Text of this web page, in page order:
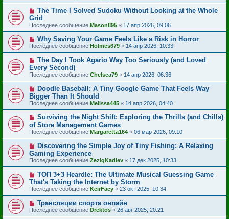
The Time I Solved Sudoku Without Looking at the Whole
Grid
Последнее сообщение Mason895 « 17 апр 2026, 09:06
Why Saving Your Game Feels Like a Risk in Horror
Последнее сообщение Holmes679 « 14 апр 2026, 10:33
The Day I Took Agario Way Too Seriously (and Loved
Every Second)
Последнее сообщение Chelsea79 « 14 апр 2026, 06:36
Doodle Baseball: A Tiny Google Game That Feels Way
Bigger Than It Should
Последнее сообщение Melissa445 « 14 апр 2026, 04:40
Surviving the Night Shift: Exploring the Thrills (and Chills)
of Store Management Games
Последнее сообщение Margaretta164 « 06 мар 2026, 09:10
Discovering the Simple Joy of Tiny Fishing: A Relaxing
Gaming Experience
Последнее сообщение ZezigKadiev « 17 дек 2025, 10:33
ТОП 3+3 Heardle: The Ultimate Musical Guessing Game
That's Taking the Internet by Storm
Последнее сообщение KeirFacy « 23 окт 2025, 10:34
Трансляции спорта онлайн
Последнее сообщение Drektos « 26 авг 2025, 20:21